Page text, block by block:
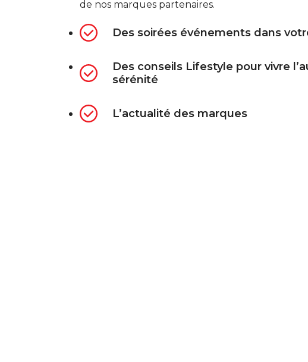
de nos marques partenaires.
Des soirées événements dans
Des conseils Lifestyle pour vivre
sérénité
L’actualité des marques